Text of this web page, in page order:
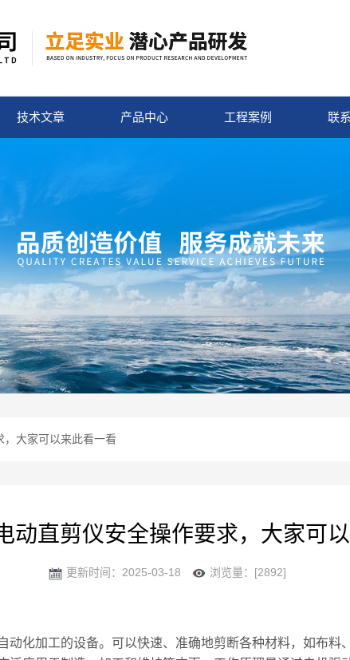
技术文章 产品中心 工程案例 联
大家可以来此看一看
动直剪仪安全操作要求，大家可
更新时间：2025-03-18 浏览量：[2892]
动化加工的设备。可以快速、准确地剪断各种材料，如布料